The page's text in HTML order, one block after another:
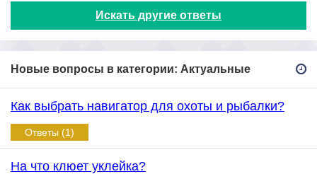
Искать другие ответы
Новые вопросы в категории: Актуальные
Как выбрать навигатор для охоты и рыбалки?
Ответы (1)
На что клюет уклейка?